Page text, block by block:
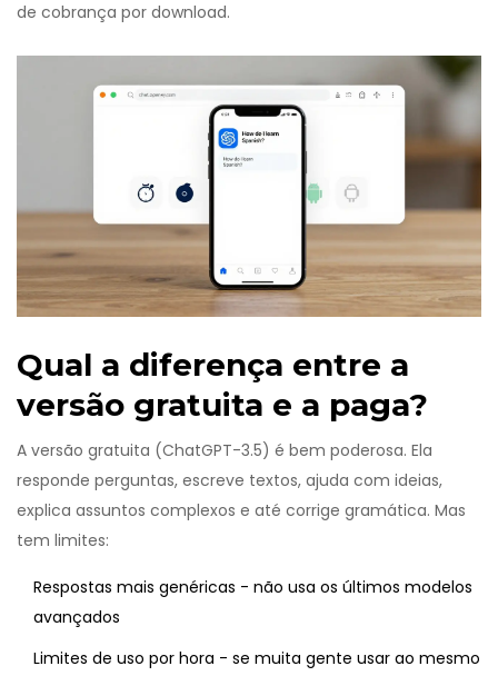
de cobrança por download.
Qual a diferença entre a
versão gratuita e a paga?
A versão gratuita (ChatGPT-3.5) é bem poderosa. Ela
responde perguntas, escreve textos, ajuda com ideias,
explica assuntos complexos e até corrige gramática. Mas
tem limites:
Respostas mais genéricas - não usa os últimos modelos
avançados
Limites de uso por hora - se muita gente usar ao mesmo